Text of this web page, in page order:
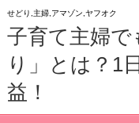
せどり,主婦,アマゾン,ヤフオク
子育て主婦
り」とは？1
益！